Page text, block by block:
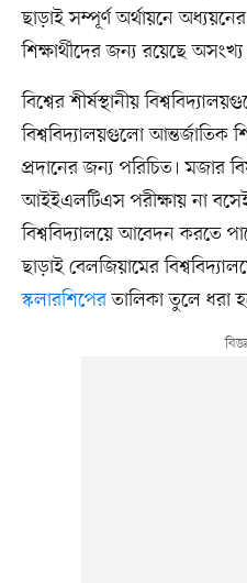
ছাড়াই সম্পূর্ণ অর্থায়নে
শিক্ষার্থীদের জন্য রয়েছে
বিশ্বের শীর্ষস্থানীয়
বিশ্ববিদ্যালয়গুলো আন্তর্জাতিক
প্রদানের জন্য পরিচিত। মজার
আইইএলটিএস পরীক্ষায় না
বিশ্ববিদ্যালয়ে আবেদন করতে
ছাড়াই বেলজিয়ামের
স্কলারশিপেরতালিকা তুলে